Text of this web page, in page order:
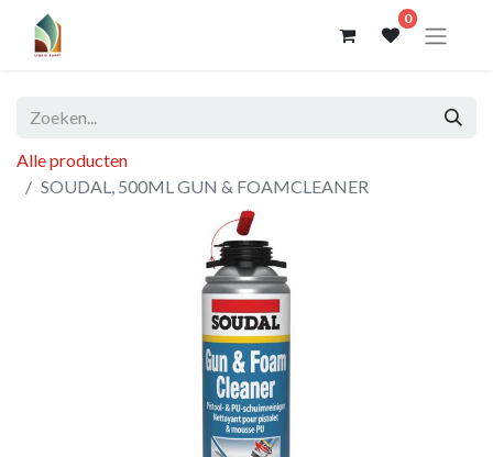
0
Alle producten
SOUDAL, 500ML GUN & FOAMCLEANER